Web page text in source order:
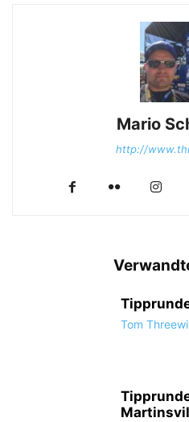
Mario
http://
Tom